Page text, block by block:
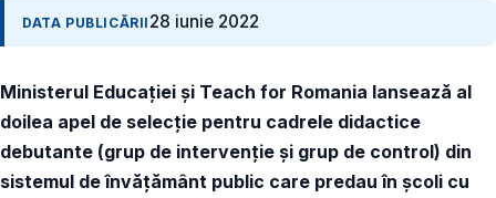
DATA PUBLICĂRII 28 iunie 2022
Ministerul Educației și Teach for Romania lansează al
doilea apel de selecție pentru cadrele didactice
debutante (grup de intervenție și grup de control) din
sistemul de învățământ public care predau în școli cu